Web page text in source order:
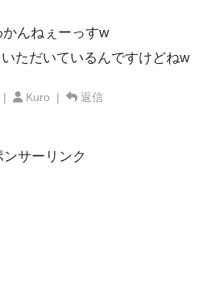
んねぇーっすw
ただいているんですけどねw
| Kuro | 返信
ンサーリンク